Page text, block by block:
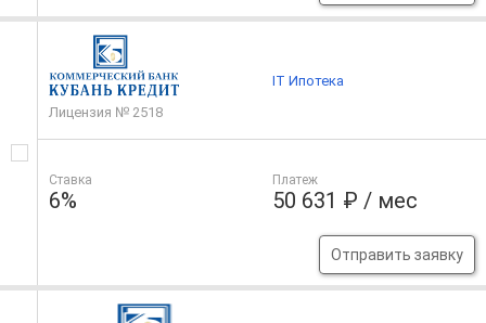
Лицензия № 2518
Ставка
6%
Платеж
50 631 ₽ / мес
Отправить заявку
IT Ипотека